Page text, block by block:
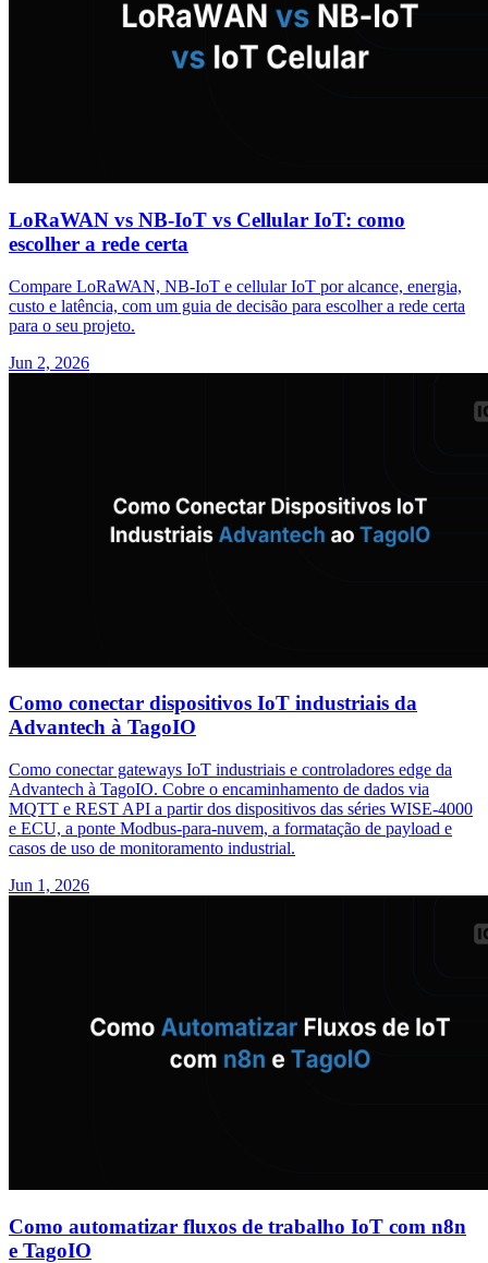
LoRaWAN vs NB-IoT vs Cellular IoT: como
escolher a rede certa
Compare LoRaWAN, NB-IoT e cellular IoT por alcance, energia,
custo e latência, com um guia de decisão para escolher a rede certa
para o seu projeto.
Jun 2, 2026
Como conectar dispositivos IoT industriais da
Advantech à TagoIO
Como conectar gateways IoT industriais e controladores edge da
Advantech à TagoIO. Cobre o encaminhamento de dados via
MQTT e REST API a partir dos dispositivos das séries WISE-4000
e ECU, a ponte Modbus-para-nuvem, a formatação de payload e
casos de uso de monitoramento industrial.
Jun 1, 2026
Como automatizar fluxos de trabalho IoT com n8n
e TagoIO